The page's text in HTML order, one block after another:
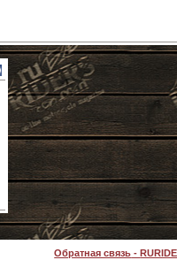
Обратная связь -